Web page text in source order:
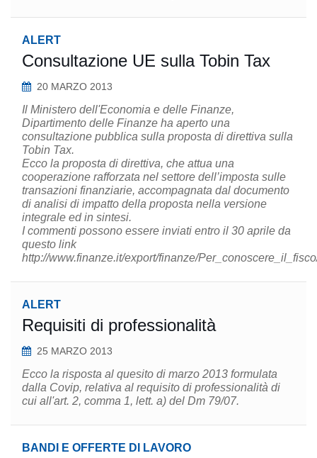
ALERT
Consultazione UE sulla Tobin Tax
20 MARZO 2013
Il Ministero dell'Economia e delle Finanze,
Dipartimento delle Finanze ha aperto una
consultazione pubblica sulla proposta di direttiva sulla
Tobin Tax.
Ecco la proposta di direttiva, che attua una
cooperazione rafforzata nel settore dell’imposta sulle
transazioni finanziarie, accompagnata dal documento
di analisi di impatto della proposta nella versione
integrale ed in sintesi.
I commenti possono essere inviati entro il 30 aprile da
questo link
http://www.finanze.it/export/finanze/
ALERT
Requisiti di professionalità
25 MARZO 2013
Ecco la risposta al quesito di marzo 2013 formulata
dalla Covip, relativa al requisito di professionalità di
cui all'art. 2, comma 1, lett. a) del Dm 79/07.
BANDI E OFFERTE DI LAVORO